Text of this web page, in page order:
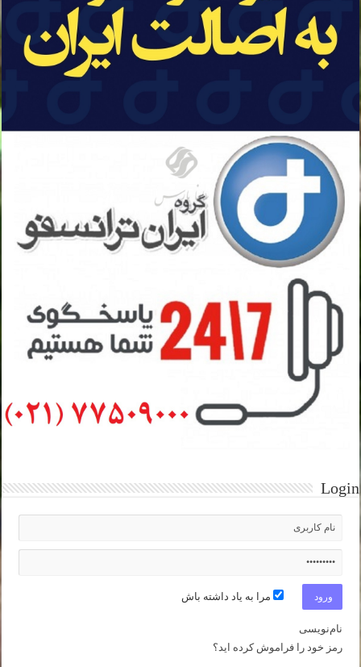
Login
مرا به یاد داشته باش
نام‌نویسی
رمز خود را فراموش کرده اید؟